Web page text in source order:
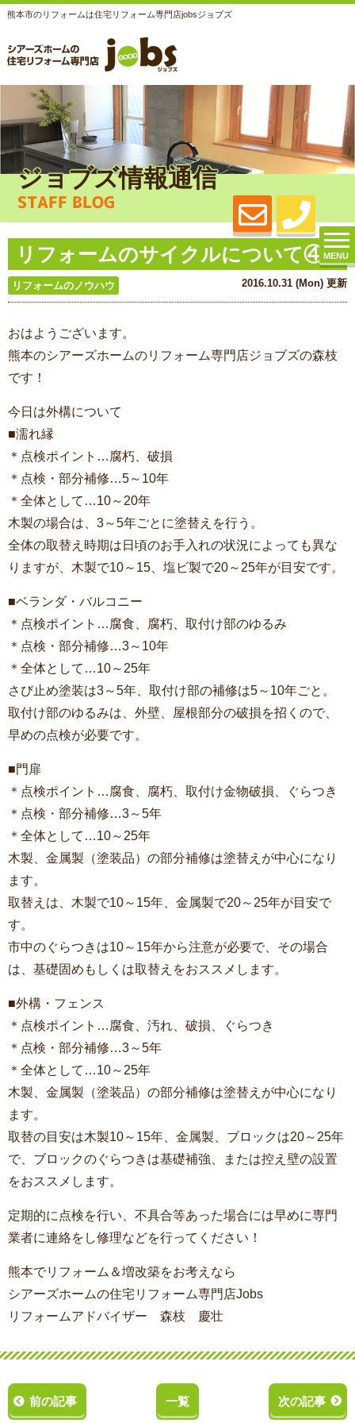
熊本市のリフォームは住宅リフォーム専門店jobsジョブズ
MENU
ジョブズ情報通信
STAFF BLOG
リフォームのサイクルについて④
リフォームのノウハウ 2016.10.31 (Mon) 更新
おはようございます。
熊本のシアーズホームのリフォーム専門店ジョブズの森枝
です！
今日は外構について
■濡れ縁
＊点検ポイント…腐朽、破損
＊点検・部分補修…5～10年
＊全体として…10～20年
木製の場合は、3～5年ごとに塗替えを行う。
全体の取替え時期は日頃のお手入れの状況によっても異な
りますが、木製で10～15、塩ビ製で20～25年が目安です。
■ベランダ・バルコニー
＊点検ポイント…腐食、腐朽、取付け部のゆるみ
＊点検・部分補修…3～10年
＊全体として…10～25年
さび止め塗装は3～5年、取付け部の補修は5～10年ごと。
取付け部のゆるみは、外壁、屋根部分の破損を招くので、
早めの点検が必要です。
■門扉
＊点検ポイント…腐食、腐朽、取付け金物破損、ぐらつき
＊点検・部分補修…3～5年
＊全体として…10～25年
木製、金属製（塗装品）の部分補修は塗替えが中心になり
ます。
取替えは、木製で10～15年、金属製で20～25年が目安で
す。
市中のぐらつきは10～15年から注意が必要で、その場合
は、基礎固めもしくは取替えをおススメします。
■外構・フェンス
＊点検ポイント…腐食、汚れ、破損、ぐらつき
＊点検・部分補修…3～5年
＊全体として…10～25年
木製、金属製（塗装品）の部分補修は塗替えが中心になり
ます。
取替の目安は木製10～15年、金属製、ブロックは20～25年
で、ブロックのぐらつきは基礎補強、または控え壁の設置
をおススメします。
定期的に点検を行い、不具合等あった場合には早めに専門
業者に連絡をし修理などを行ってください！
熊本でリフォーム＆増改築をお考えなら
シアーズホームの住宅リフォーム専門店Jobs
リフォームアドバイザー 森枝 慶壮
前の記事 一覧 次の記事